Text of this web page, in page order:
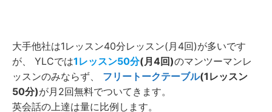
大手他社は1レッスン40分レッスン(月4回)が多いです
が、 YLCでは1レッスン50分(月4回)のマンツーマンレ
ッスンのみならず、 フリートークテーブル(1レッスン
50分)が月2回無料でついてきます。
英会話の上達は量に比例します。